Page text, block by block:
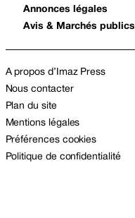
Annonces légales
Avis & Marchés publics
A propos d’Imaz Press
Nous contacter
Plan du site
Mentions légales
Préférences cookies
Politique de confidentialité